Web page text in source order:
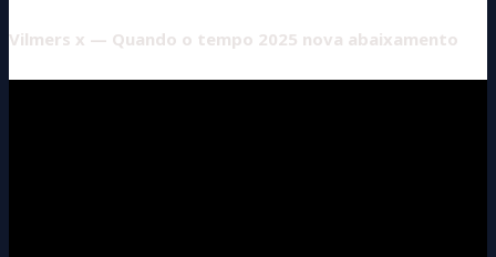
Vilmers x — Quando o tempo 2025 nova abaixamento